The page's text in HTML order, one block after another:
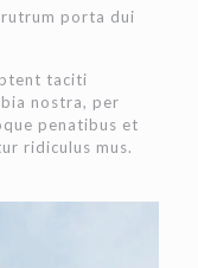
porta dui
taciti
nostra, per
penatibus et
ridiculus mus.